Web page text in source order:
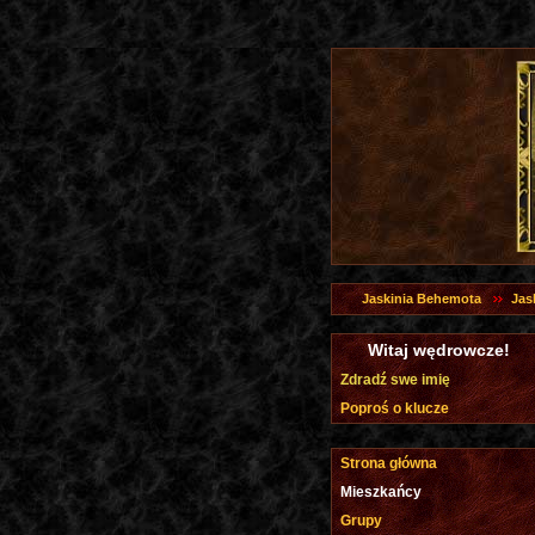
Jaskinia Behemota
Witaj wędrowcze!
Zdradź swe imię
Poproś o klucze
Strona główna
Mieszkańcy
Grupy